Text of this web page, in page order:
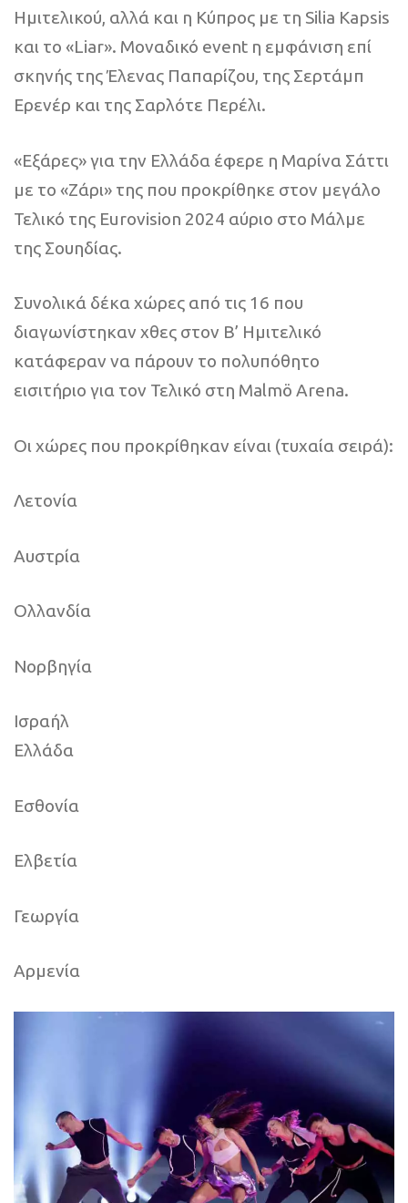
Ημιτελικού, αλλά και η Κύπρος με τη Silia Kapsis
και το «Liar». Μοναδικό event η εμφάνιση επί
σκηνής της Έλενας Παπαρίζου, της Σερτάμπ
Ερενέρ και της Σαρλότε Περέλι.
«Εξάρες» για την Ελλάδα έφερε η Μαρίνα Σάττι
με το «Ζάρι» της που προκρίθηκε στον μεγάλο
Τελικό της Eurovision 2024 αύριο στο Μάλμε
της Σουηδίας.
Συνολικά δέκα χώρες από τις 16 που
διαγωνίστηκαν χθες στον Β’ Ημιτελικό
κατάφεραν να πάρουν το πολυπόθητο
εισιτήριο για τον Τελικό στη Malmö Arena.
Οι χώρες που προκρίθηκαν είναι (τυχαία σειρά):
Λετονία
Αυστρία
Ολλανδία
Νορβηγία
Ισραήλ
Ελλάδα
Εσθονία
Ελβετία
Γεωργία
Αρμενία